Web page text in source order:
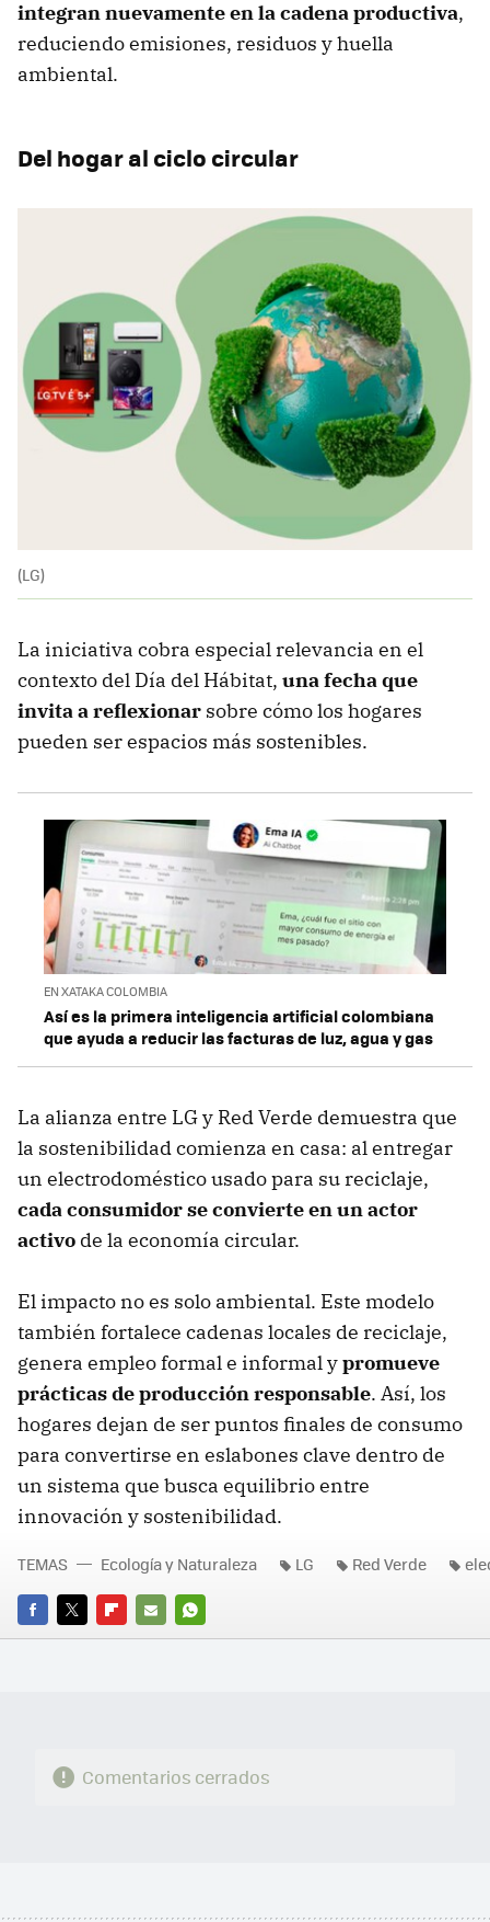
integran nuevamente en la cadena productiva,
reduciendo emisiones, residuos y huella
ambiental.
Del hogar al ciclo circular
(LG)
La iniciativa cobra especial relevancia en el
contexto del Día del Hábitat, una fecha que
invita a reflexionar sobre cómo los hogares
pueden ser espacios más sostenibles.
EN XATAKA COLOMBIA
Así es la primera inteligencia artificial colombiana
que ayuda a reducir las facturas de luz, agua y gas
La alianza entre LG y Red Verde demuestra que
la sostenibilidad comienza en casa: al entregar
un electrodoméstico usado para su reciclaje,
cada consumidor se convierte en un actor
activo de la economía circular.
El impacto no es solo ambiental. Este modelo
también fortalece cadenas locales de reciclaje,
genera empleo formal e informal ypromueve
prácticas de producción responsable. Así, los
hogares dejan de ser puntos finales de consumo
para convertirse en eslabones clave dentro de
un sistema que busca equilibrio entre
innovación y sostenibilidad.
FACEBOOK
TWITTERFLIPBOARD
E-
WHATSAPP
TEMAS Ecología y Naturaleza LG Red Verde
Comentarios cerrados